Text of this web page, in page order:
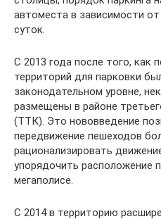
автоместа в зависимости
суток.
С 2013 года после того, как
территорий для парковки
законодательном уровне,
размещены в районе
(ТТК). Это нововведение
передвижение пешеходов
рационализировать
упорядочить расположение
мегаполисе.
С 2014 в территорию